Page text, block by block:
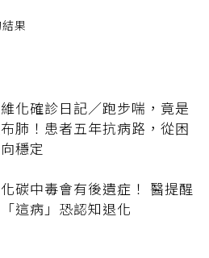
果
化確診日記／跑步喘，竟是
肺！患者五年抗病路，從困
穩定
碳中毒會有後遺症！ 醫提醒
這病」恐認知退化